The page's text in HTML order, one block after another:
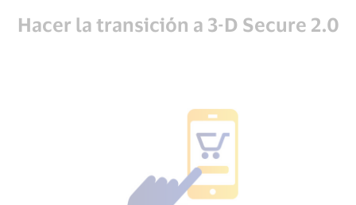
Hacer la transición a 3-D Secure 2.0